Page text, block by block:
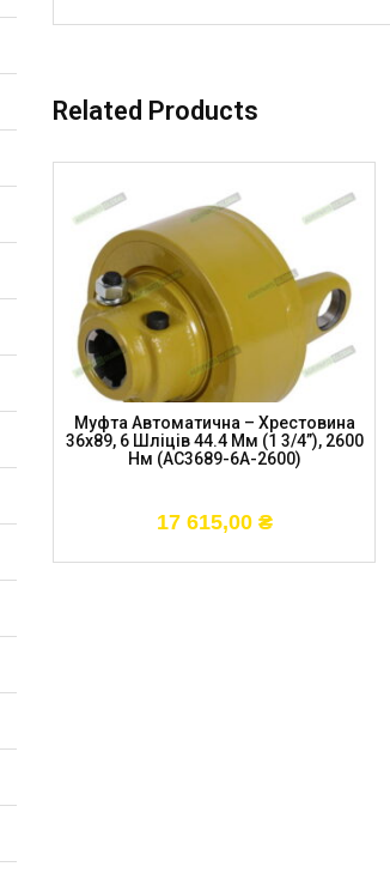
Related Products
Муфта Автоматична – Хрестовина
36х89, 6 Шліців 44.4 Мм (1 3/4”), 2600
Нм (AC3689-6A-2600)
17 615,00 ₴